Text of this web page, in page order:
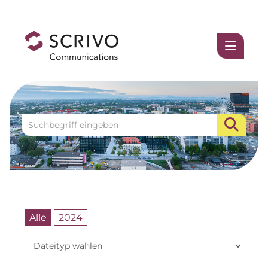
Medienmitteilungen
1337UGC
ACCUMULATA
Accumulata Operations (AOP)
AIM
BHB Unternehmensgruppe
City 1 Group
Alle 2024